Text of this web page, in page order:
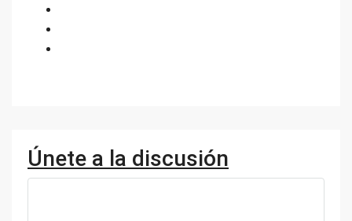
Únete a la discusión